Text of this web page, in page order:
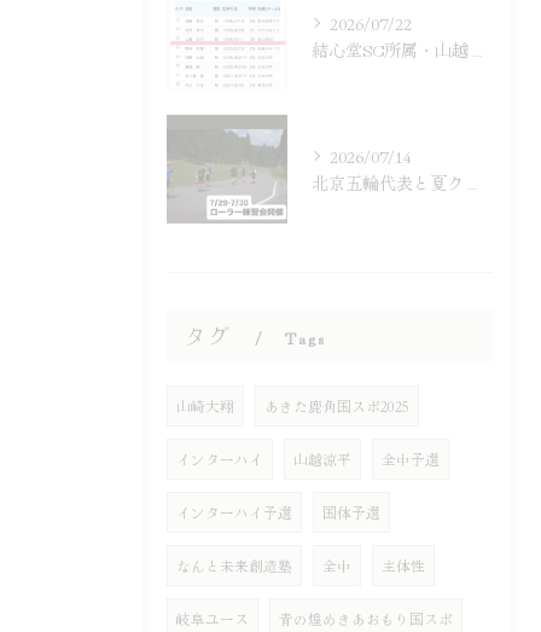
2026/07/22
2026/07/14
タグ Tags
山崎大翔 あきた鹿角国スポ2025
インターハイ 山越涼平 全中予選
インターハイ予選 国体予選
なんと未来創造塾 全中 主体性
岐阜ユース 青の煌めきあおもり国スポ